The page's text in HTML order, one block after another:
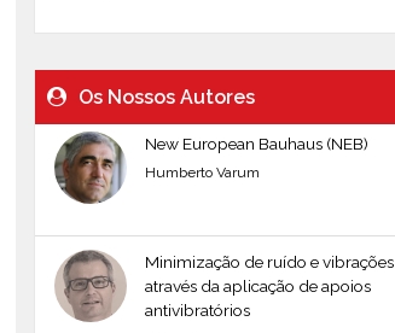
Os Nossos Autores
New European Bauhaus (NEB)
Humberto Varum
Minimização de ruído e vibrações
através da aplicação de apoios
antivibratórios